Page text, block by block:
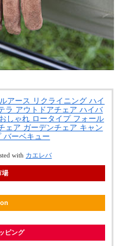
アース リクライニング ハイ
ラ アウトドアチェア ハイバ
しゃれ ロータイプ フォール
ェア ガーデンチェア キャン
バーベキュー
with カエレバ
場
ピング